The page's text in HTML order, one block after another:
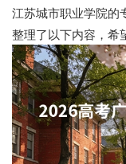
江苏城市职业学院的
整理了以下内容，希